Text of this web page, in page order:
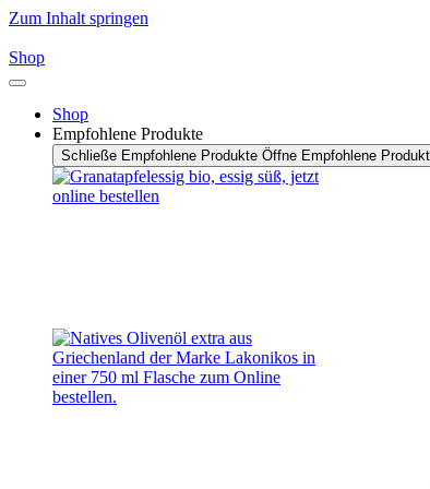
Zum Inhalt springen
Shop
Shop
Empfohlene Produkte
Schließe Empfohlene Produkte Öffne Empfohlene